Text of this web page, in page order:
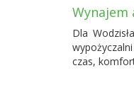
Wynajem
Dla
czas,